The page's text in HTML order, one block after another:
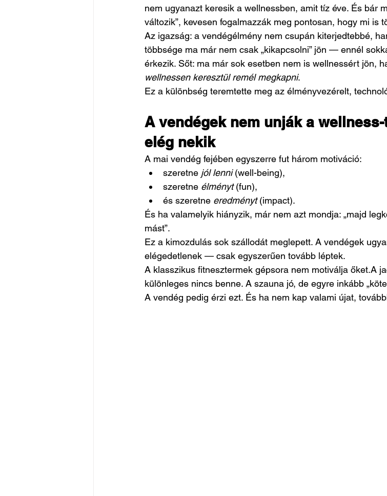
nem ugyanazt keresik a wellnessben, amit tíz éve. És bár
változik”, kevesen fogalmazzák meg pontosan, hogy mi is
Az igazság: a vendégélmény nem csupán kiterjedtebbé,
többsége ma már nem csak „kikapcsolni” jön — ennél
érkezik. Sőt: ma már sok esetben nem is wellnessért jön,
wellnessen keresztül remél megkapni.
Ez a különbség teremtette meg az élményvezérelt,
A vendégek nem unják a
elég nekik
A mai vendég fejében egyszerre fut három motiváció:
szeretne jól lenni (well-being),
szeretne élményt (fun),
és szeretne eredményt (impact).
És ha valamelyik hiányzik, már nem azt mondja: „majd
mást”.
Ez a kimozdulás sok szállodát meglepett. A vendégek
elégedetlenek — csak egyszerűen tovább léptek.
A klasszikus fitnesztermek gépsora nem motiválja őket.A
különleges nincs benne. A szauna jó, de egyre inkább
A vendég pedig érzi ezt. És ha nem kap valami újat,